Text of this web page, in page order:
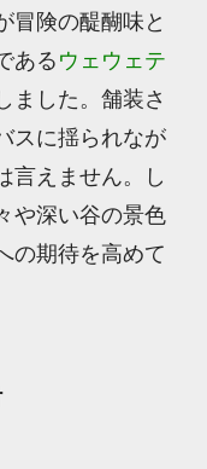
冒険の醍醐味と
ある ウェウェテ
ました。舗装さ
スに揺られなが
言えません。し
や深い谷の景色
の期待を高めて